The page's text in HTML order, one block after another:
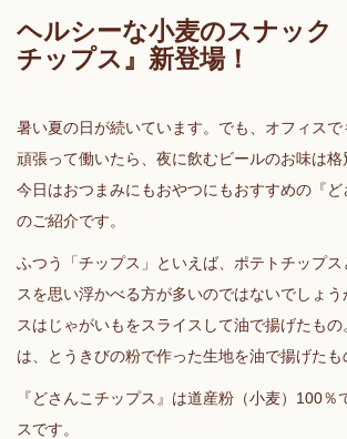
ヘルシーな小麦のスナック
チップス』新登場！
暑い夏の日が続いています。でも、オフィスで
頑張って働いたら、夜に飲むビールのお味は格
今日はおつまみにもおやつにもおすすめの『ど
のご紹介です。
ふつう「チップス」といえば、ポテトチップ
スを思い浮かべる方が多いのではないでしょ
スはじゃがいもをスライスして油で揚げたもの
は、とうきびの粉で作った生地を油で揚げたも
『どさんこチップス』は道産粉（小麦）100％
スです。